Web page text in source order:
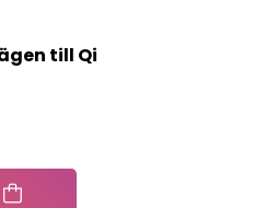
till Qi